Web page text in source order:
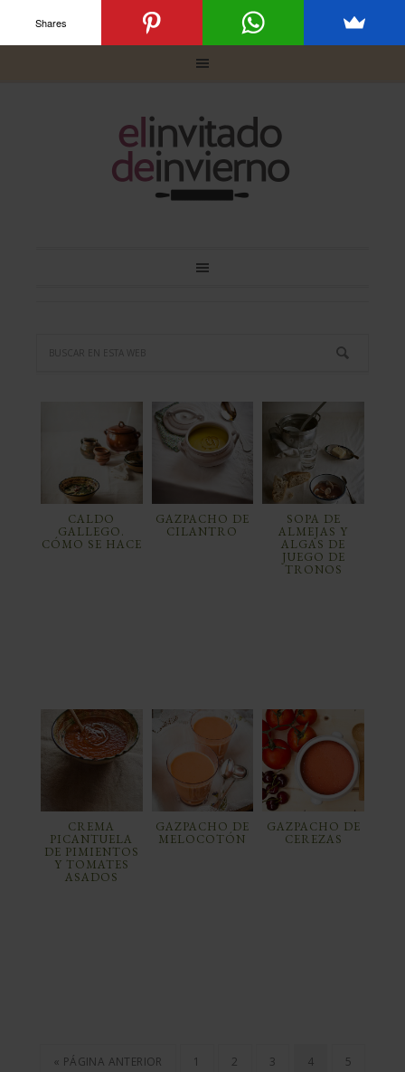
CALDO
GALLEGO.
CÓMO SE HACE
GAZPACHO DE
CILANTRO
SOPA DE
ALMEJAS Y
ALGAS DE
JUEGO DE
TRONOS
CREMA
PICANTUELA
DE PIMIENTOS
Y TOMATES
ASADOS
GAZPACHO DE
MELOCOTÓN
GAZPACHO DE
CEREZAS
« PÁGINA ANTERIOR 1 2 3 4 5
Shares